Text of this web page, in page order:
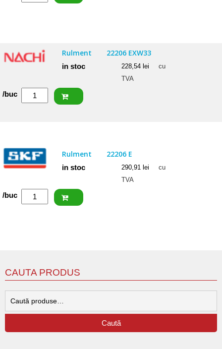
CRAFT
Rulment 22206 EXW33
in stoc 228,54 lei
cu
TVA
Cantitate
/buc
Rulment 22206 E
in stoc 290,91 lei
cu
TVA
Cantitate
/buc
CAUTA PRODUS
Caută